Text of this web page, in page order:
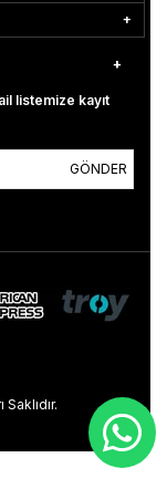
listemize kayıt
GÖNDER